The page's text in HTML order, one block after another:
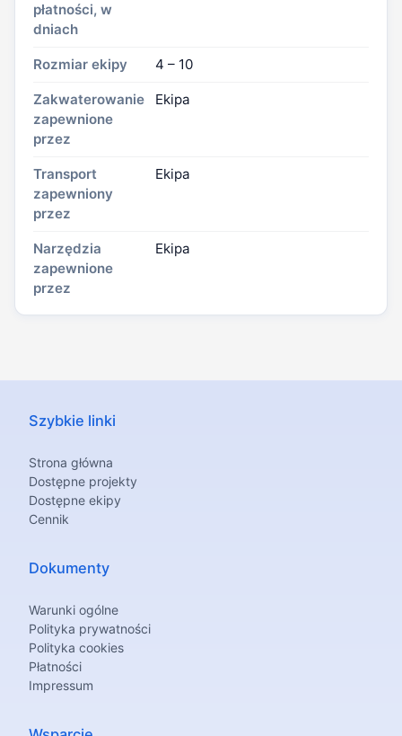
płatności, w
dniach
Rozmiar ekipy 4 – 10
Zakwaterowanie
zapewnione
przez
Ekipa
Transport
zapewniony
przez
Ekipa
Narzędzia
zapewnione
przez
Ekipa
Szybkie linki
Strona główna
Dostępne projekty
Dostępne ekipy
Cennik
Dokumenty
Warunki ogólne
Polityka prywatności
Polityka cookies
Płatności
Impressum